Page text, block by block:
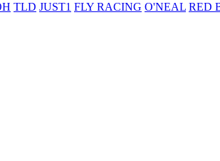
TLD JUST1 FLY RACING O'NEAL RED